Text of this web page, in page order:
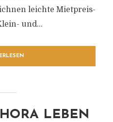
leichte Mietpreis-
und...
LEBEN